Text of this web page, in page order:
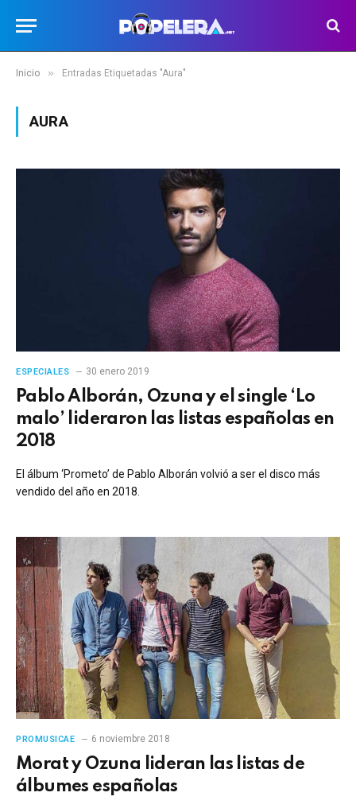
Inicio » Entradas Etiquetadas "Aura"
AURA
ESPECIALES 30 enero 2019
Pablo Alborán, Ozuna y el single ‘Lo
malo’ lideraron las listas españolas en
2018
El álbum ‘Prometo’ de Pablo Alborán volvió a ser el disco más
vendido del año en 2018.
PROMUSICAE 6 noviembre 2018
Morat y Ozuna lideran las listas de
álbumes españolas